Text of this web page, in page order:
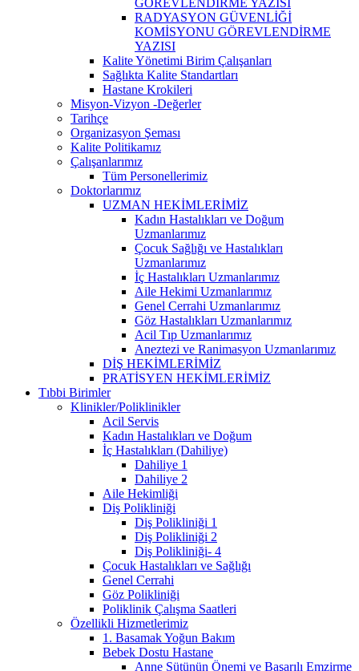
RADYASYON GÜVENLİĞİ
KOMİSYONU GÖREVLENDİRME
YAZISI
Kalite Yönetimi Birim Çalışanları
Sağlıkta Kalite Standartları
Hastane Krokileri
Misyon-Vizyon -Değerler
Tarihçe
Organizasyon Şeması
Kalite Politikamız
Çalışanlarımız
Tüm Personellerimiz
Doktorlarımız
UZMAN HEKİMLERİMİZ
Kadın Hastalıkları ve Doğum
Uzmanlarımız
Çocuk Sağlığı ve Hastalıkları
Uzmanlarımız
İç Hastalıkları Uzmanlarımız
Aile Hekimi Uzmanlarımız
Genel Cerrahi Uzmanlarımız
Göz Hastalıkları Uzmanlarımız
Acil Tıp Uzmanlarımız
Aneztezi ve Ranimasyon Uzmanlarımız
DİŞ HEKİMLERİMİZ
PRATİSYEN HEKİMLERİMİZ
Tıbbi Birimler
Klinikler/Poliklinikler
Acil Servis
Kadın Hastalıkları ve Doğum
İç Hastalıkları (Dahiliye)
Dahiliye 1
Dahiliye 2
Aile Hekimliği
Diş Polikliniği
Diş Polikliniği 1
Diş Polikliniği 2
Diş Polikliniği- 4
Çocuk Hastalıkları ve Sağlığı
Genel Cerrahi
Göz Polikliniği
Poliklinik Çalışma Saatleri
Özellikli Hizmetlerimiz
1. Basamak Yoğun Bakım
Bebek Dostu Hastane
Anne Sütünün Önemi ve Başarılı Emzirme